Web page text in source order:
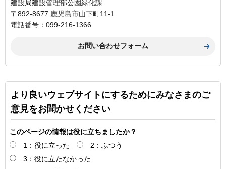
建設局建設管理部公園緑化課
〒892-8677 鹿児島市山下町11-1
電話番号：099-216-1366
より良いウェブサイトにするためにみなさまのご
意見をお聞かせください
このページの情報は役に立ちましたか？
1：役に立った
2：ふつう
3：役に立たなかった